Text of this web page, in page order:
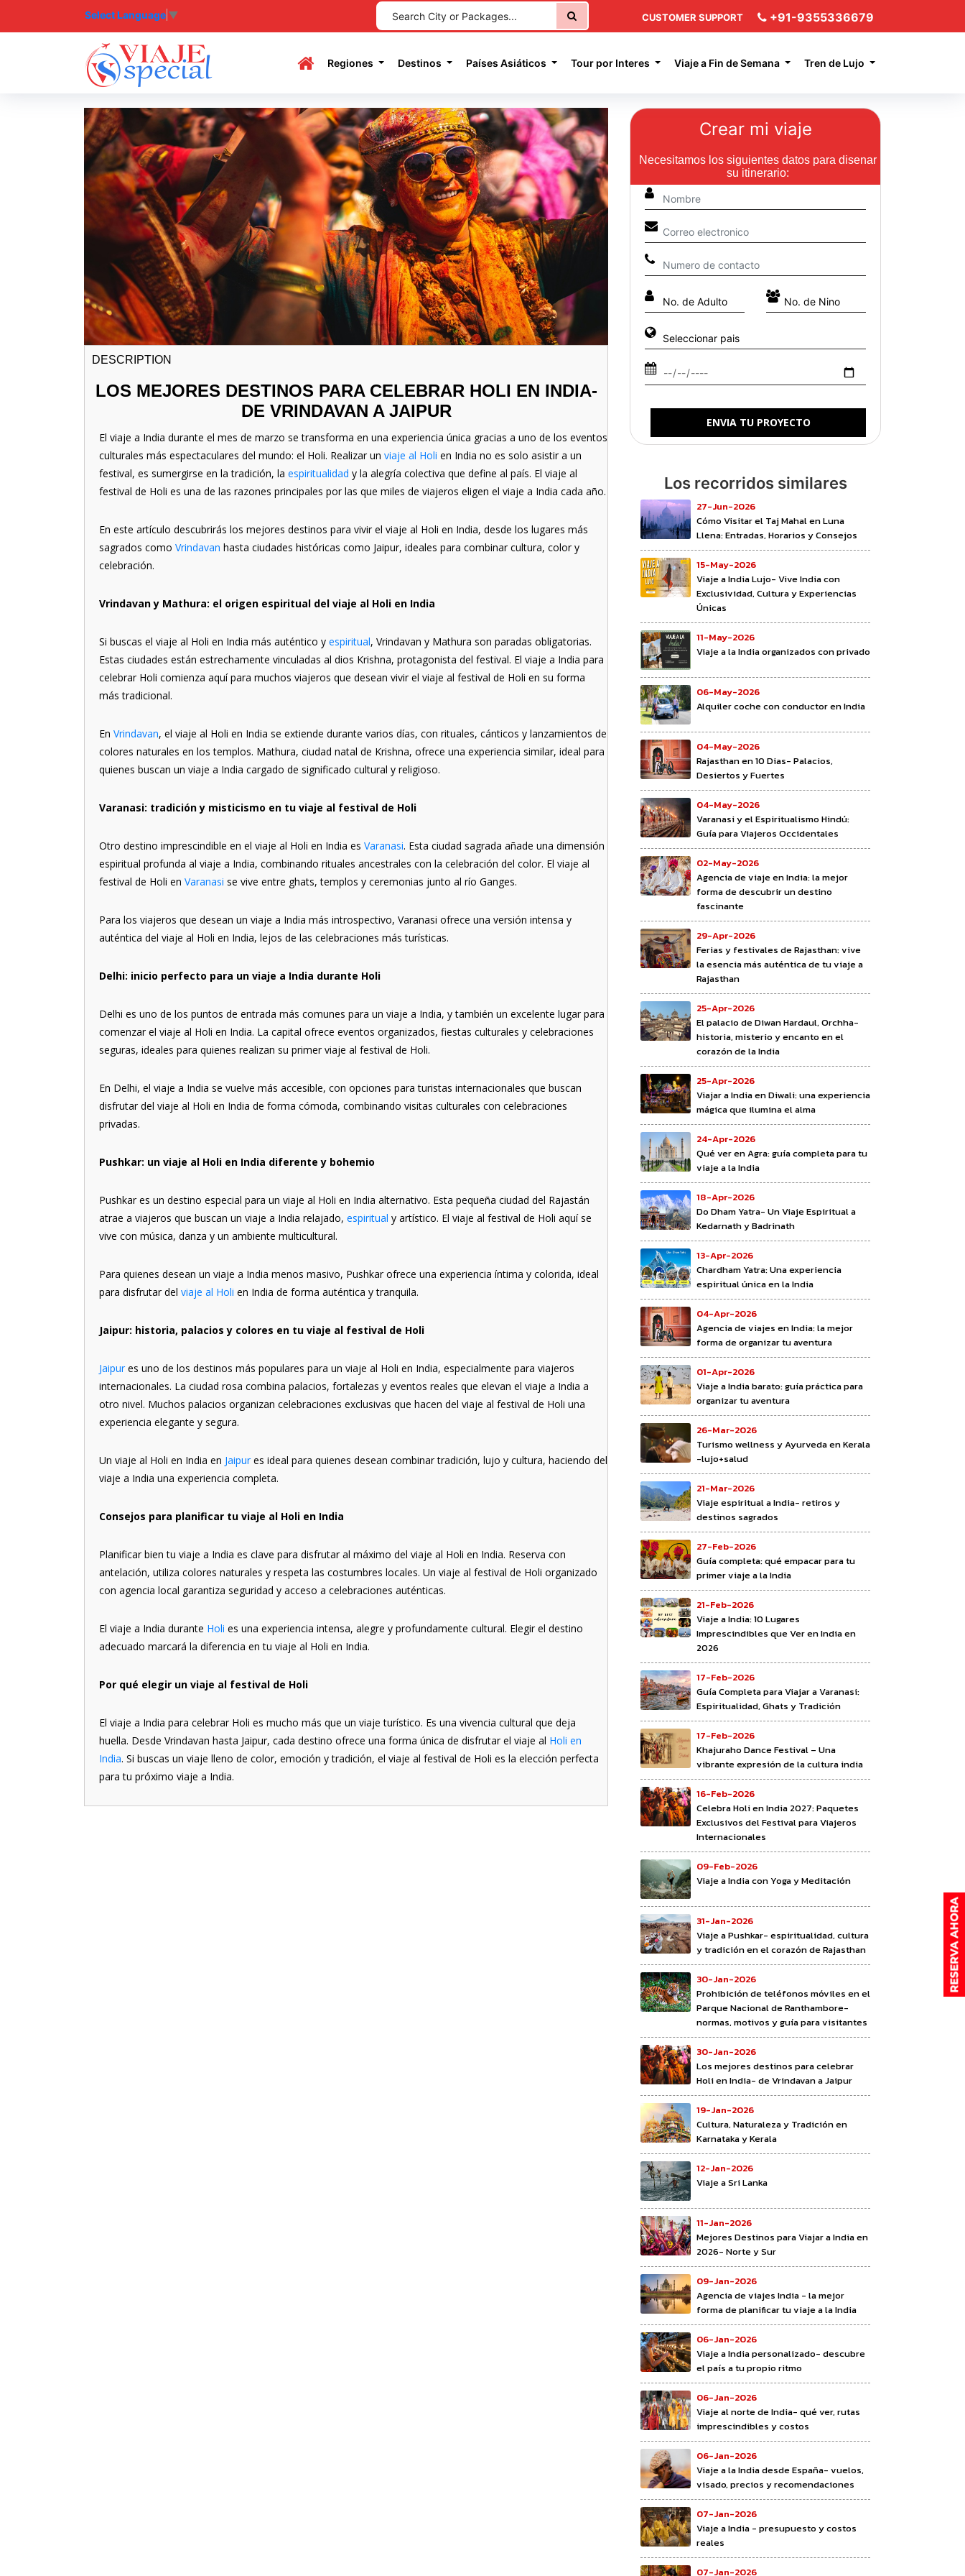
Select Language ▼ CUSTOMER SUPPORT +91-9355336679
(current)
Regiones Destinos Países Asiáticos Tour por Interes Viaje a Fin de Semana Tren de Lujo
DESCRIPTION
LOS MEJORES DESTINOS PARA CELEBRAR HOLI EN INDIA-
DE VRINDAVAN A JAIPUR
El viaje a India durante el mes de marzo se transforma en una experiencia única gracias a uno de los eventos
culturales más espectaculares del mundo: el Holi. Realizar un viaje al Holi en India no es solo asistir a un
festival, es sumergirse en la tradición, la espiritualidad y la alegría colectiva que define al país. El viaje al
festival de Holi es una de las razones principales por las que miles de viajeros eligen el viaje a India cada año.
En este artículo descubrirás los mejores destinos para vivir el viaje al Holi en India, desde los lugares más
sagrados como Vrindavan hasta ciudades históricas como Jaipur, ideales para combinar cultura, color y
celebración.
Vrindavan y Mathura: el origen espiritual del viaje al Holi en India
Si buscas el viaje al Holi en India más auténtico y espiritual, Vrindavan y Mathura son paradas obligatorias.
Estas ciudades están estrechamente vinculadas al dios Krishna, protagonista del festival. El viaje a India para
celebrar Holi comienza aquí para muchos viajeros que desean vivir el viaje al festival de Holi en su forma
más tradicional.
En Vrindavan, el viaje al Holi en India se extiende durante varios días, con rituales, cánticos y lanzamientos de
colores naturales en los templos. Mathura, ciudad natal de Krishna, ofrece una experiencia similar, ideal para
quienes buscan un viaje a India cargado de significado cultural y religioso.
Varanasi: tradición y misticismo en tu viaje al festival de Holi
Otro destino imprescindible en el viaje al Holi en India es Varanasi. Esta ciudad sagrada añade una dimensión
espiritual profunda al viaje a India, combinando rituales ancestrales con la celebración del color. El viaje al
festival de Holi en Varanasi se vive entre ghats, templos y ceremonias junto al río Ganges.
Para los viajeros que desean un viaje a India más introspectivo, Varanasi ofrece una versión intensa y
auténtica del viaje al Holi en India, lejos de las celebraciones más turísticas.
Delhi: inicio perfecto para un viaje a India durante Holi
Delhi es uno de los puntos de entrada más comunes para un viaje a India, y también un excelente lugar para
comenzar el viaje al Holi en India. La capital ofrece eventos organizados, fiestas culturales y celebraciones
seguras, ideales para quienes realizan su primer viaje al festival de Holi.
En Delhi, el viaje a India se vuelve más accesible, con opciones para turistas internacionales que buscan
disfrutar del viaje al Holi en India de forma cómoda, combinando visitas culturales con celebraciones
privadas.
Pushkar: un viaje al Holi en India diferente y bohemio
Pushkar es un destino especial para un viaje al Holi en India alternativo. Esta pequeña ciudad del Rajastán
atrae a viajeros que buscan un viaje a India relajado, espiritual y artístico. El viaje al festival de Holi aquí se
vive con música, danza y un ambiente multicultural.
Para quienes desean un viaje a India menos masivo, Pushkar ofrece una experiencia íntima y colorida, ideal
para disfrutar del viaje al Holi en India de forma auténtica y tranquila.
Jaipur: historia, palacios y colores en tu viaje al festival de Holi
Jaipures uno de los destinos más populares para un viaje al Holi en India, especialmente para viajeros
internacionales. La ciudad rosa combina palacios, fortalezas y eventos reales que elevan el viaje a India a
otro nivel. Muchos palacios organizan celebraciones exclusivas que hacen del viaje al festival de Holi una
experiencia elegante y segura.
Un viaje al Holi en India en Jaipures ideal para quienes desean combinar tradición, lujo y cultura, haciendo del
viaje a India una experiencia completa.
Consejos para planificar tu viaje al Holi en India
Planificar bien tu viaje a India es clave para disfrutar al máximo del viaje al Holi en India. Reserva con
antelación, utiliza colores naturales y respeta las costumbres locales. Un viaje al festival de Holi organizado
con agencia local garantiza seguridad y acceso a celebraciones auténticas.
El viaje a India durante Holi es una experiencia intensa, alegre y profundamente cultural. Elegir el destino
adecuado marcará la diferencia en tu viaje al Holi en India.
Por qué elegir un viaje al festival de Holi
El viaje a India para celebrar Holi es mucho más que un viaje turístico. Es una vivencia cultural que deja
huella. Desde Vrindavan hasta Jaipur, cada destino ofrece una forma única de disfrutar el viaje al Holi en
India. Si buscas un viaje lleno de color, emoción y tradición, el viaje al festival de Holi es la elección perfecta
para tu próximo viaje a India.
Crear mi viaje
Necesitamos los siguientes datos para disenar
su itinerario:
ENVIA TU PROYECTO
Los recorridos similares
27-Jun-2026
Cómo Visitar el Taj Mahal en Luna
Llena: Entradas, Horarios y Consejos
15-May-2026
Viaje a India Lujo- Vive India con
Exclusividad, Cultura y Experiencias
Únicas
11-May-2026
Viaje a la India organizados con privado
06-May-2026
Alquiler coche con conductor en India
04-May-2026
Rajasthan en 10 Dias- Palacios,
Desiertos y Fuertes
04-May-2026
Varanasi y el Espiritualismo Hindú:
Guía para Viajeros Occidentales
02-May-2026
Agencia de viaje en India: la mejor
forma de descubrir un destino
fascinante
29-Apr-2026
Ferias y festivales de Rajasthan: vive
la esencia más auténtica de tu viaje a
Rajasthan
25-Apr-2026
El palacio de Diwan Hardaul, Orchha-
historia, misterio y encanto en el
corazón de la India
25-Apr-2026
Viajar a India en Diwali: una experiencia
mágica que ilumina el alma
24-Apr-2026
Qué ver en Agra: guía completa para tu
viaje a la India
18-Apr-2026
Do Dham Yatra- Un Viaje Espiritual a
Kedarnath y Badrinath
13-Apr-2026
Chardham Yatra: Una experiencia
espiritual única en la India
04-Apr-2026
Agencia de viajes en India: la mejor
forma de organizar tu aventura
01-Apr-2026
Viaje a India barato: guía práctica para
organizar tu aventura
26-Mar-2026
Turismo wellness y Ayurveda en Kerala
-lujo+salud
21-Mar-2026
Viaje espiritual a India- retiros y
destinos sagrados
27-Feb-2026
Guía completa: qué empacar para tu
primer viaje a la India
21-Feb-2026
Viaje a India: 10 Lugares
Imprescindibles que Ver en India en
2026
17-Feb-2026
Guía Completa para Viajar a Varanasi:
Espiritualidad, Ghats y Tradición
17-Feb-2026
Khajuraho Dance Festival – Una
vibrante expresión de la cultura india
16-Feb-2026
Celebra Holi en India 2027: Paquetes
Exclusivos del Festival para Viajeros
Internacionales
09-Feb-2026
Viaje a India con Yoga y Meditación
31-Jan-2026
Viaje a Pushkar- espiritualidad, cultura
y tradición en el corazón de Rajasthan
30-Jan-2026
Prohibición de teléfonos móviles en el
Parque Nacional de Ranthambore-
normas, motivos y guía para visitantes
30-Jan-2026
Los mejores destinos para celebrar
Holi en India- de Vrindavan a Jaipur
19-Jan-2026
Cultura, Naturaleza y Tradición en
Karnataka y Kerala
12-Jan-2026
Viaje a Sri Lanka
11-Jan-2026
Mejores Destinos para Viajar a India en
2026- Norte y Sur
09-Jan-2026
Agencia de viajes India - la mejor
forma de planificar tu viaje a la India
06-Jan-2026
Viaje a India personalizado- descubre
el país a tu propio ritmo
06-Jan-2026
Viaje al norte de India- qué ver, rutas
imprescindibles y costos
06-Jan-2026
Viaje a la India desde España- vuelos,
visado, precios y recomendaciones
07-Jan-2026
Viaje a India - presupuesto y costos
reales
07-Jan-2026